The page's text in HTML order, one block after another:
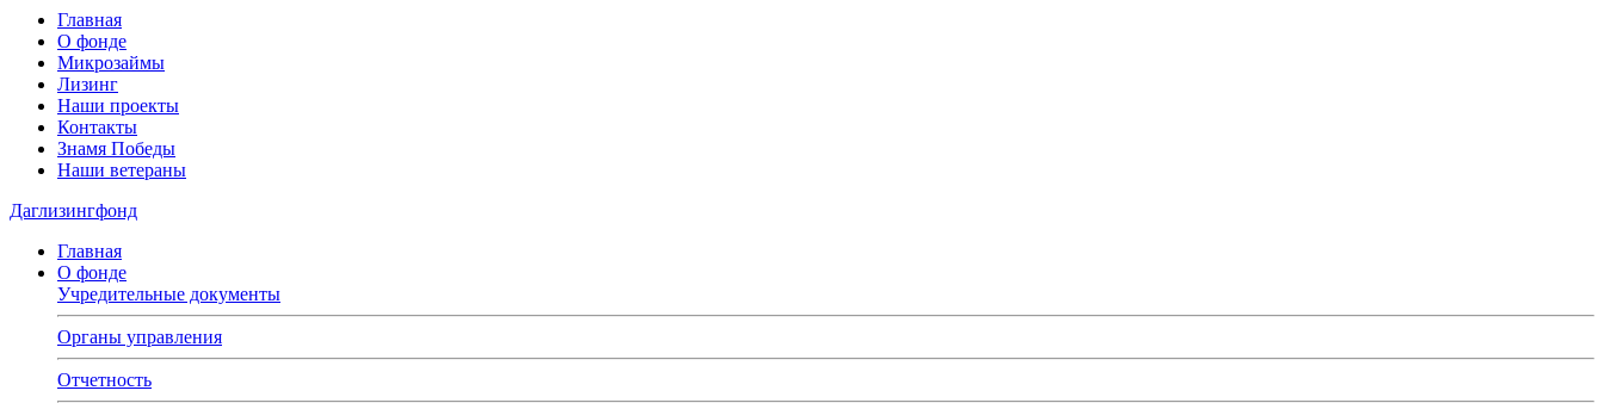
Главная
О фонде
Микрозаймы
Лизинг
Наши проекты
Контакты
Знамя Победы
Наши ветераны
Даглизингфонд
Главная
О фонде
Учредительные документы
Органы управления
Отчетность